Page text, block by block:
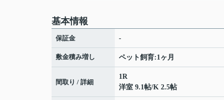
基本情報
保証金 -
敷金積み増し ペット飼育:1ヶ月
間取り / 詳細
1R
洋室 9.1帖/K 2.5帖